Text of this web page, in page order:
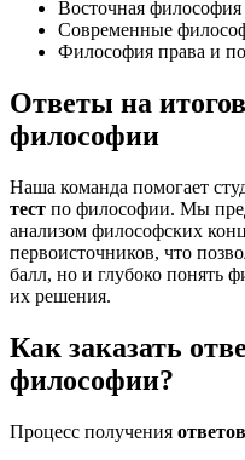
Восточная философия
Современные
Философия права и
Ответы на
философии
Наша команда помогает
тест по философии. Мы
анализом философских
первоисточников, что
балл, но и глубоко понять
их решения.
Как заказать
философии?
Процесс получения